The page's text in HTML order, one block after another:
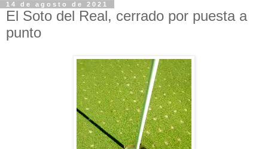
14 de agosto de 2021
El Soto del Real, cerrado por puesta a
punto